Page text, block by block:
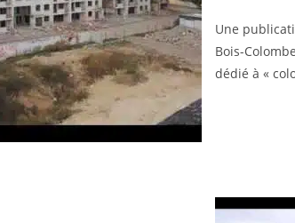
Une
Bois-
dédié à «